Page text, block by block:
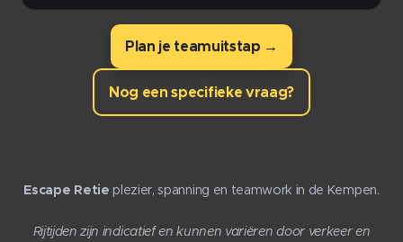
Plan je teamuitstap →
Nog een specifieke vraag?
Escape Retie plezier, spanning en teamwork in de Kempen.
Rijtijden zijn indicatief en kunnen variëren door verkeer en